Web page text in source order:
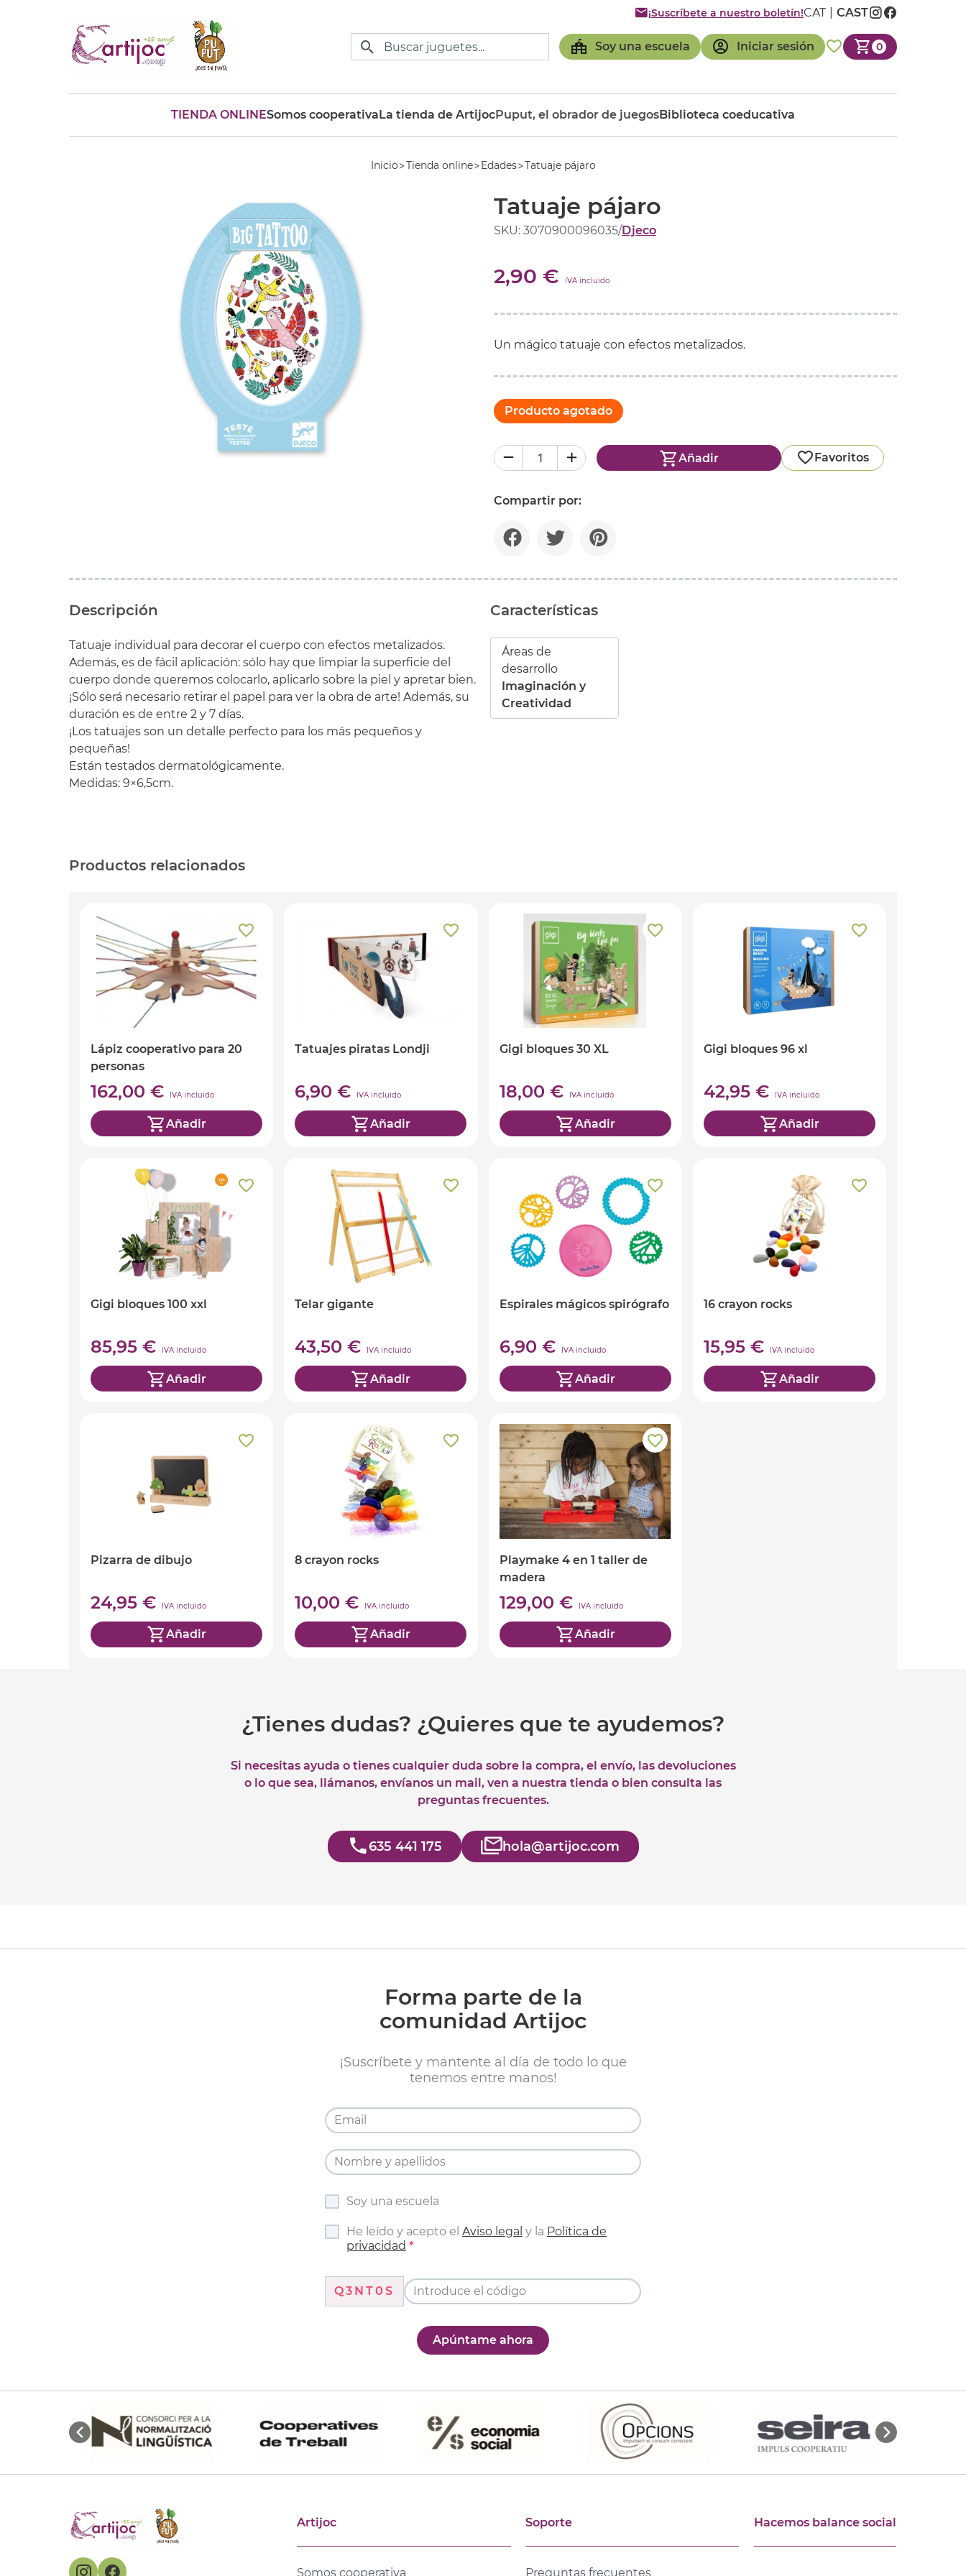
Soy una escuela Iniciar sesión 0
¡Suscríbete a nuestro boletín!CAT CAST
TIENDA ONLINESomos cooperativaLa tienda de ArtijocPuput, el obrador de juegosBiblioteca coeducativa
Inicio Tienda online Edades Tatuaje pájaro
Tatuaje pájaro
SKU: 3070900096035/Djeco
2,90 € IVA incluido
Un mágico tatuaje con efectos metalizados.
Producto agotado
Añadir Favoritos
Compartir por:
Descripción
Tatuaje individual para decorar el cuerpo con efectos metalizados.
Además, es de fácil aplicación: sólo hay que limpiar la superficie del
cuerpo donde queremos colocarlo, aplicarlo sobre la piel y apretar bien.
¡Sólo será necesario retirar el papel para ver la obra de arte! Además, su
duración es de entre 2 y 7 días.
¡Los tatuajes son un detalle perfecto para los más pequeños y
pequeñas!
Están testados dermatológicamente.
Medidas: 9×6,5cm.
Características
Áreas de
desarrollo
Imaginación y
Creatividad
Productos relacionados
Lápiz cooperativo para 20
personas
162,00 € IVA incluido
Añadir
Tatuajes piratas Londji
6,90 € IVA incluido
Añadir
Gigi bloques 30 XL
18,00 € IVA incluido
Añadir
Gigi bloques 96 xl
42,95 € IVA incluido
Añadir
Gigi bloques 100 xxl
85,95 € IVA incluido
Añadir
Telar gigante
43,50 € IVA incluido
Añadir
Espirales mágicos spirógrafo
6,90 € IVA incluido
Añadir
16 crayon rocks
15,95 € IVA incluido
Añadir
Pizarra de dibujo
24,95 € IVA incluido
Añadir
8 crayon rocks
10,00 € IVA incluido
Añadir
Playmake 4 en 1 taller de
madera
129,00 € IVA incluido
Añadir
¿Tienes dudas? ¿Quieres que te ayudemos?
Si necesitas ayuda o tienes cualquier duda sobre la compra, el envío, las devoluciones
o lo que sea, llámanos, envíanos un mail, ven a nuestra tienda o bien consulta las
preguntas frecuentes.
635 441 175 hola@artijoc.com
Forma parte de la
comunidad Artijoc
¡Suscríbete y mantente al día de todo lo que
tenemos entre manos!
Soy una escuela
He leído y acepto el Aviso legal y la Política de
privacidad
Q3NT0S
Apúntame ahora
Artijoc
Somos cooperativa
Soporte
Preguntas frecuentes
Hacemos balance social